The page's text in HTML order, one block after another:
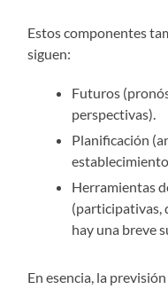
Estos componentes
siguen:
Futuros
perspectivas).
Planificación
Herramientas
(participativas,
hay una breve
En esencia, la